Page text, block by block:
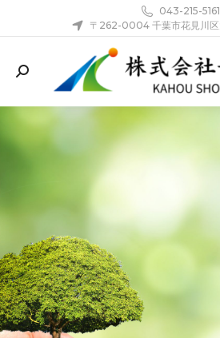
043-215-5161
〒262-0004 千葉市花見川区
Search: